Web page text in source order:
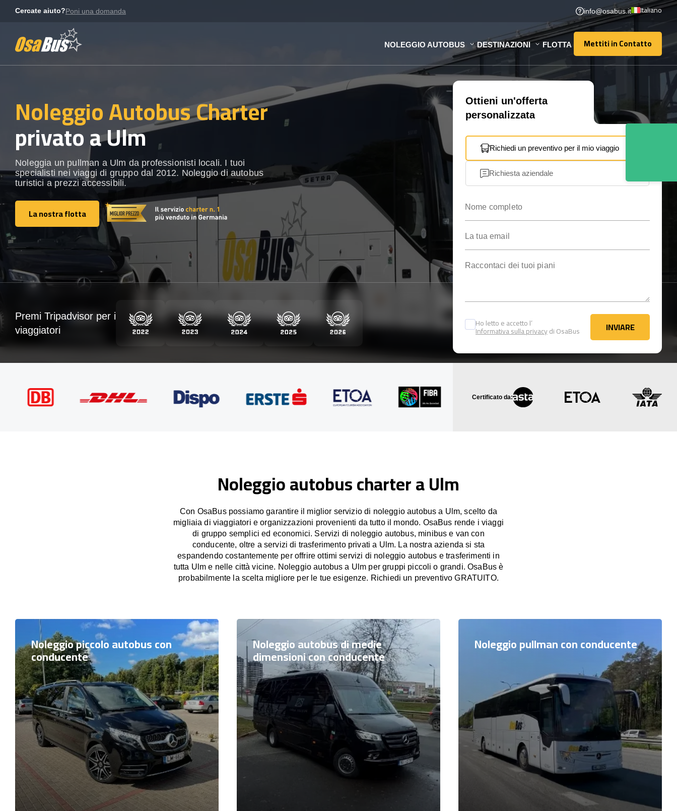
Cercate aiuto?Poni una domanda info@osabus.it Italiano
NOLEGGIO AUTOBUS DESTINAZIONI FLOTTA Mettiti in Contatto
Mettiti in Contatto
Noleggio Autobus Charter
privato a Ulm
Noleggia un pullman a Ulm da professionisti locali. I tuoi
specialisti nei viaggi di gruppo dal 2012. Noleggio di autobus
turistici a prezzi accessibili.
La nostra flotta
La nostra flotta
Ottieni un'offerta
personalizzata
Richiedi un preventivo per il mio viaggio
Richiesta aziendale
Ho letto e accetto l’
Informativa sulla privacydi OsaBus INVIARE
INVIARE
Premi Tripadvisor per i
viaggiatori
Certificato da:
Noleggio autobus charter a Ulm
Con OsaBus possiamo garantire il miglior servizio di noleggio autobus a Ulm, scelto da
migliaia di viaggiatori e organizzazioni provenienti da tutto il mondo. OsaBus rende i viaggi
di gruppo semplici ed economici. Servizi di noleggio autobus, minibus e van con
conducente, oltre a servizi di trasferimento privati a Ulm. La nostra azienda si sta
espandendo costantemente per offrire ottimi servizi di noleggio autobus e trasferimenti in
tutta Ulm e nelle città vicine. Noleggio autobus a Ulm per gruppi piccoli o grandi. OsaBus è
probabilmente la scelta migliore per le tue esigenze. Richiedi un preventivo GRATUITO.
Noleggio piccolo autobus con
conducente
Noleggio autobus di medie
dimensioni con conducente
Noleggio pullman con conducente